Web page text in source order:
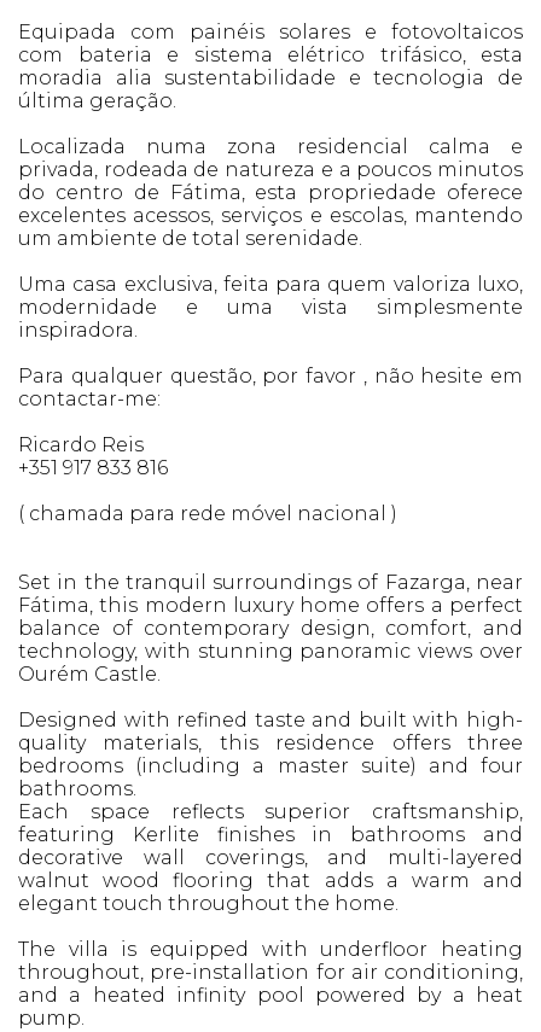
Equipada com painéis solares e fotovoltaicos
com bateria e sistema elétrico trifásico, esta
moradia alia sustentabilidade e tecnologia de
última geração.
Localizada numa zona residencial calma e
privada, rodeada de natureza e a poucos minutos
do centro de Fátima, esta propriedade oferece
excelentes acessos, serviços e escolas, mantendo
um ambiente de total serenidade.
Uma casa exclusiva, feita para quem valoriza luxo,
modernidade e uma vista simplesmente
inspiradora.
Para qualquer questão, por favor , não hesite em
contactar-me:
Ricardo Reis
+351 917 833 816
( chamada para rede móvel nacional )
Set in the tranquil surroundings of Fazarga, near
Fátima, this modern luxury home offers a perfect
balance of contemporary design, comfort, and
technology, with stunning panoramic views over
Ourém Castle.
Designed with refined taste and built with high-
quality materials, this residence offers three
bedrooms (including a master suite) and four
bathrooms.
Each space reflects superior craftsmanship,
featuring Kerlite finishes in bathrooms and
decorative wall coverings, and multi-layered
walnut wood flooring that adds a warm and
elegant touch throughout the home.
The villa is equipped with underfloor heating
throughout, pre-installation for air conditioning,
and a heated infinity pool powered by a heat
pump.